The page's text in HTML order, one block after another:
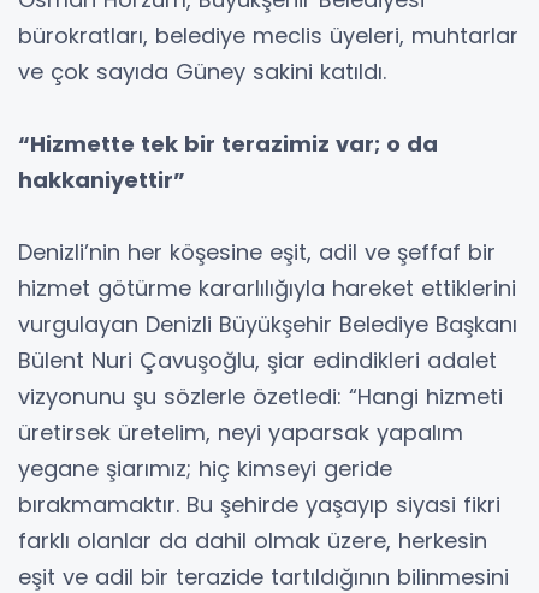
bürokratları, belediye meclis üyeleri, muhtarlar
ve çok sayıda Güney sakini katıldı.
“Hizmette tek bir terazimiz var; o da
hakkaniyettir”
Denizli’nin her köşesine eşit, adil ve şeffaf bir
hizmet götürme kararlılığıyla hareket ettiklerini
vurgulayan Denizli Büyükşehir Belediye Başkanı
Bülent Nuri Çavuşoğlu, şiar edindikleri adalet
vizyonunu şu sözlerle özetledi: “Hangi hizmeti
üretirsek üretelim, neyi yaparsak yapalım
yegane şiarımız; hiç kimseyi geride
bırakmamaktır. Bu şehirde yaşayıp siyasi fikri
farklı olanlar da dahil olmak üzere, herkesin
eşit ve adil bir terazide tartıldığının bilinmesini